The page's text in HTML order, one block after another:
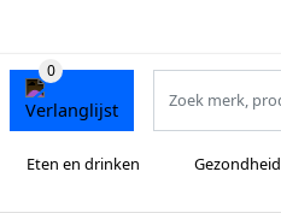
Eten en drinken Gezondheid